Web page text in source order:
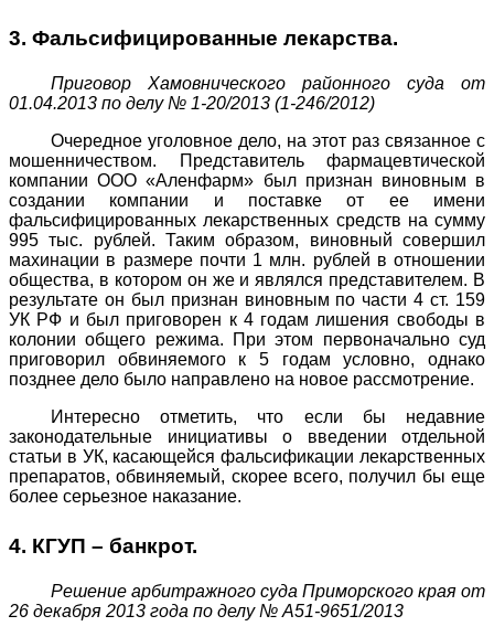
3. Фальсифицированные лекарства.
Приговор Хамовнического районного суда от
01.04.2013 по делу № 1-20/2013 (1-246/2012)
Очередное уголовное дело, на этот раз связанное с
мошенничеством. Представитель фармацевтической
компании ООО «Аленфарм» был признан виновным в
создании компании и поставке от ее имени
фальсифицированных лекарственных средств на сумму
995 тыс. рублей. Таким образом, виновный совершил
махинации в размере почти 1 млн. рублей в отношении
общества, в котором он же и являлся представителем. В
результате он был признан виновным по части 4 ст. 159
УК РФ и был приговорен к 4 годам лишения свободы в
колонии общего режима. При этом первоначально суд
приговорил обвиняемого к 5 годам условно, однако
позднее дело было направлено на новое рассмотрение.
Интересно отметить, что если бы недавние
законодательные инициативы о введении отдельной
статьи в УК, касающейся фальсификации лекарственных
препаратов, обвиняемый, скорее всего, получил бы еще
более серьезное наказание.
4. КГУП – банкрот.
Решение арбитражного суда Приморского края от
26 декабря 2013 года по делу № А51-9651/2013